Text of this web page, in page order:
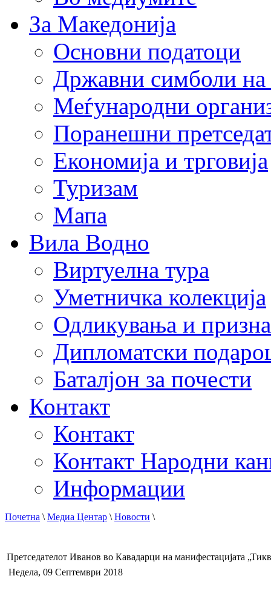
За Македонија
Основни податоци
Државни симболи
Меѓународни
Поранешни
Економија и трговија
Туризам
Мапа
Вила Водно
Виртуелна тура
Уметничка колекција
Одликувања и
Дипломатски
Баталјон за почести
Контакт
Контакт
Контакт Народни
Информации
Почетна \Медиа Центар \Новости \
Претседателот Иванов во Кавадарци на манифестацијата
Недела, 09 Септември 2018